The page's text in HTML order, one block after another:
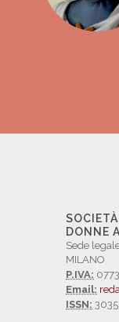
DONNE
Sede
MILANO
P.IVA:
Email:
ISSN: